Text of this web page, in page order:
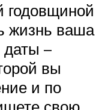
годовщиной
жизнь ваша
даты –
вы
и по